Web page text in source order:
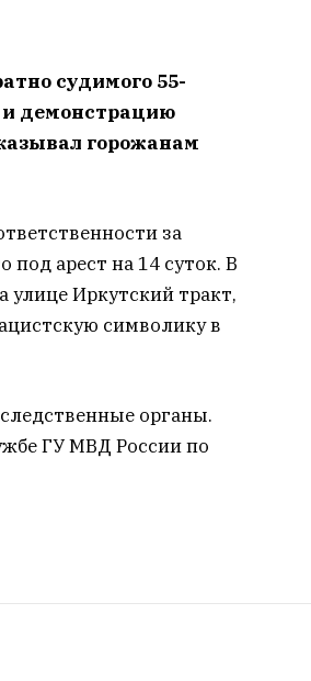
судимого 55-
и демонстрацию
горожанам
за
арест на 14 суток. В
Иркутский тракт,
символику в
органы.
ГУ МВД России по